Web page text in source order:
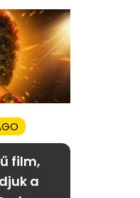
film,
a